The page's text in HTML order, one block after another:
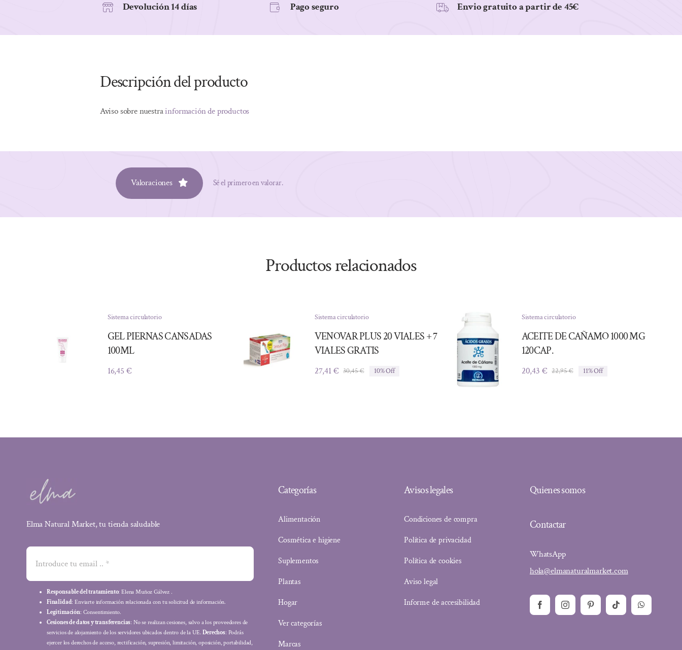
Devolución 14 días Pago seguro Envio gratuito a partir de 45€
Descripción del producto
Aviso sobre nuestrainformación de productos
Valoraciones Sé el primero en valorar.
Productos relacionados
Sistema circulatorio
GEL PIERNAS CANSADAS
100ML
16,45 €
Sistema circulatorio
VENOVAR PLUS 20 VIALES + 7
VIALES GRATIS
30,45€El
27,41€
El
10% Off
Sistema circulatorio
ACEITE DE CAÑAMO 1000 MG
120CAP.
22,95€El
20,43 €
El
11% Off
Elma Natural Market, tu tienda saludable
Responsable del tratamiento: Elena Muñoz Gálvez .
Finalidad: Enviarte información relacionada con tu solicitud de información.
Legitimación: Consentimiento.
Cesiones de datos y transferencias: No se realizan cesiones, salvo a los proveedores de
servicios de alojamiento de los servidores ubicados dentro de la UE.Derechos: Podrás
ejercer los derechos de acceso, rectificación, supresión, limitación, oposición, portabilidad,
Categorías
Alimentación
Cosmética e higiene
Suplementos
Plantas
Hogar
Ver categorías
Marcas
Avisos legales
Condiciones de compra
Política de privacidad
Política de cookies
Aviso legal
Informe de accesibilidad
Quienes somos
Contactar
WhatsApp
hola@elmanaturalmarket.com